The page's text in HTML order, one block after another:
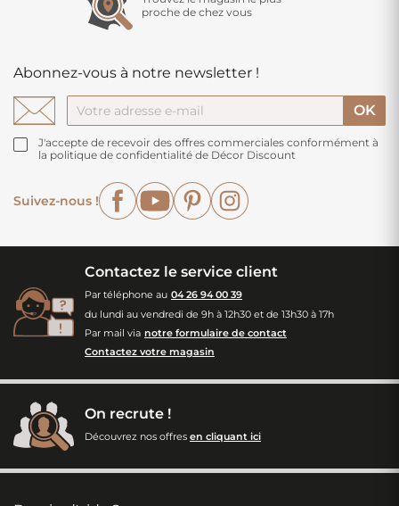
proche de chez vous
Abonnez-vous à notre newsletter !
J'accepte de recevoir des offres commerciales conformément à
la politique de confidentialité de Décor Discount
Suivez-nous !
FacebookYouTubePinterest
Contactez le service client
Par téléphone au 04 26 94 00 39
du lundi au vendredi de 9h à 12h30 et de 13h30 à 17h
Par mail via notre formulaire de contact
Contactez votre magasin
On recrute !
Découvrez nos offres en cliquant ici